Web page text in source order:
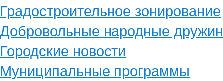
Градостроительное зонирование
Добровольные народные
Городские новости
Муниципальные программы